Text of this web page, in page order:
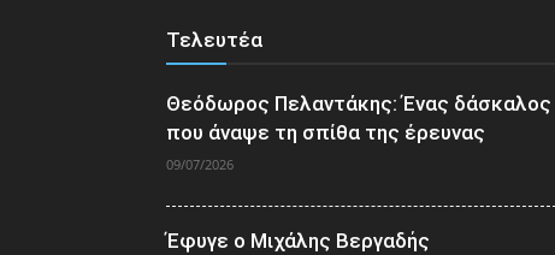
Τελευτέα
Θεόδωρος Πελαντάκης: Ένας δάσκαλος
που άναψε τη σπίθα της έρευνας
09/07/2026
Έφυγε ο Μιχάλης Βεργαδής